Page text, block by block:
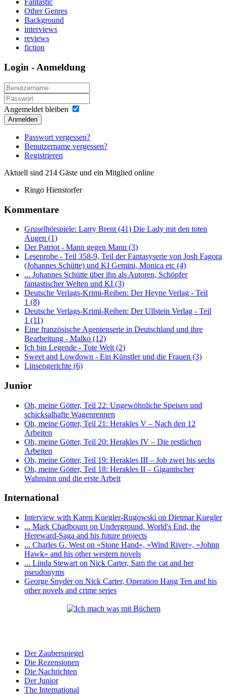
Fantastic
Other Genres
Background
interviews
reviews
fiction
Login - Anmeldung
Angemeldet bleiben
Anmelden
Passwort vergessen?
Benutzername vergessen?
Registrieren
Aktuell sind 214 Gäste und ein Mitglied online
Ringo Hienstorfer
Kommentare
Gruselhörspiele: Larry Brent (41) Die Lady mit den toten
Augen (1)
Der Patriot - Mann gegen Mann (3)
Leseprobe - Teil 358-9, Teil der Fantasyserie von Josh Fagora
(Johannes Schütte) und KI Gemini, Monica etc (4)
... Johannes Schütte über ihn als Autoren, Schöpfer
fantastischer Welten und KI (3)
Deutsche Verlags-Krimi-Reihen: Der Heyne Verlag - Teil
1 (8)
Deutsche Verlags-Krimi-Reihen: Der Ullstein Verlag - Teil
1 (11)
Eine französische Agentenserie in Deutschland und ihre
Bearbeitung - Malko (12)
Ich bin Legende - Tote Welt (2)
Sweet and Lowdown - Ein Künstler und die Frauen (3)
Linsengerichte (6)
Junior
Oh, meine Götter, Teil 22: Ungewöhnliche Speisen und
schicksalhafte Wagenrennen
Oh, meine Götter, Teil 21: Herakles V – Nach den 12
Arbeiten
Oh, meine Götter, Teil 20: Herakles IV – Die restlichen
Arbeiten
Oh, meine Götter, Teil 19: Herakles III – Job zwei bis sechs
Oh, meine Götter, Teil 18: Herakles II – Gigantischer
Wahnsinn und die erste Arbeit
International
Interview with Karen Kuegler-Rugowski on Dietmar Kuegler
... Mark Chadbourn on Underground, World's End, the
Hereward-Saga and his future projects
... Charles G. West on »Stone Hand«, »Wind River«, »Johnn
Hawk« and his other western novels
... Linda Stewart on Nick Carter, Sam the cat and her
pseudonyms
George Snyder on Nick Carter, Operation Hang Ten and his
other novels and crime series
Der Zauberspiegel
Die Rezensionen
Die Nachrichten
Der Junior
The International